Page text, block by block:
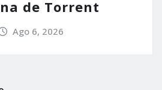
de Torrent
Ago 6, 2026